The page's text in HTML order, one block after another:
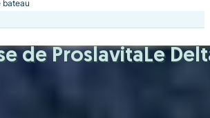
bateau
de ProslavitaLe